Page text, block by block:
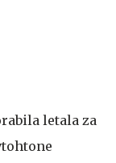
letala za